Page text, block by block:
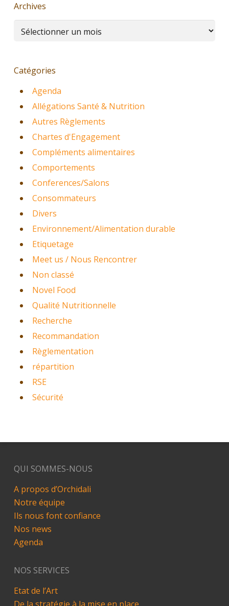
Archives
Archives
Catégories
Agenda
Allégations Santé & Nutrition
Autres Règlements
Chartes d'Engagement
Compléments alimentaires
Comportements
Conferences/Salons
Consommateurs
Divers
Environnement/Alimentation durable
Etiquetage
Meet us / Nous Rencontrer
Non classé
Novel Food
Qualité Nutritionnelle
Recherche
Recommandation
Règlementation
répartition
RSE
Sécurité
QUI SOMMES-NOUS
A propos d’Orchidali
Notre équipe
Ils nous font confiance
Nos news
Agenda
NOS SERVICES
Etat de l’Art